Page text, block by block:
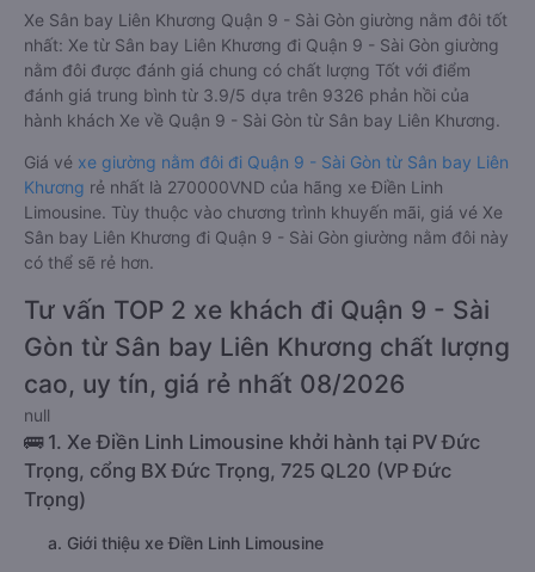
vượt trội. Màn hình LCD với hàng nghìn bộ phim giải trí, wifi,
và nước uống và chăn đắp miễn phí phục vụ hành khách suốt
hành trình.
Xe Sân bay Liên Khương Quận 9 - Sài Gòn giường nằm đôi tốt
nhất: Xe từ Sân bay Liên Khương đi Quận 9 - Sài Gòn giường
nằm đôi được đánh giá chung có chất lượng Tốt với điểm
đánh giá trung bình từ 3.9/5 dựa trên 9326 phản hồi của
hành khách Xe về Quận 9 - Sài Gòn từ Sân bay Liên Khương.
Giá véxe giường nằm đôi đi Quận 9 - Sài Gòn từ Sân bay Liên
Khươngrẻ nhất là 270000VND của hãng xe Điền Linh
Limousine. Tùy thuộc vào chương trình khuyến mãi, giá vé Xe
Sân bay Liên Khương đi Quận 9 - Sài Gòn giường nằm đôi này
có thể sẽ rẻ hơn.
Tư vấn TOP 2 xe khách đi Quận 9 - Sài
Gòn từ Sân bay Liên Khương chất lượng
cao, uy tín, giá rẻ nhất 08/2026
null
Trọng, cổng BX Đức Trọng, 725 QL20 (VP Đức